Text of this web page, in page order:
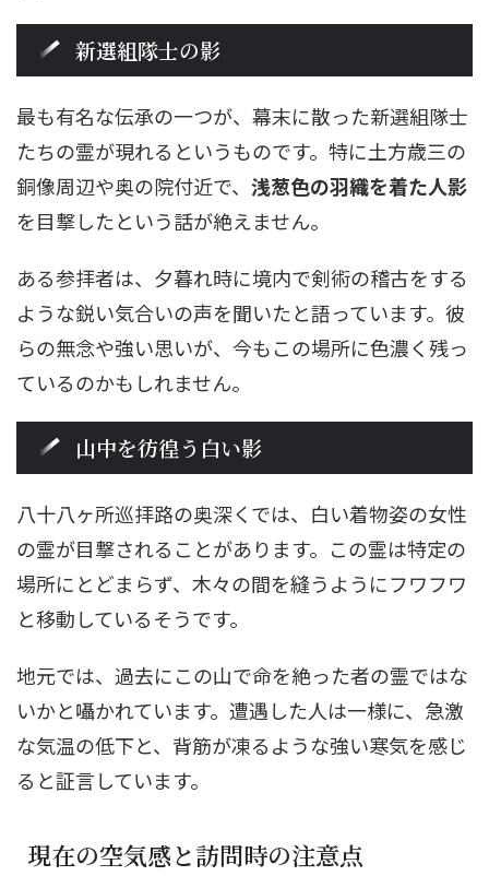
新選組隊士の影
最も有名な伝承の一つが、幕末に散った新選組隊士
たちの霊が現れるというものです。特に土方歳三の
銅像周辺や奥の院付近で、 浅葱色の羽織を着た人影
を目撃したという話が絶えません。
ある参拝者は、夕暮れ時に境内で剣術の稽古をする
ような鋭い気合いの声を聞いたと語っています。彼
らの無念や強い思いが、今もこの場所に色濃く残っ
ているのかもしれません。
山中を彷徨う白い影
八十八ヶ所巡拝路の奥深くでは、白い着物姿の女性
の霊が目撃されることがあります。この霊は特定の
場所にとどまらず、木々の間を縫うようにフワフワ
と移動しているそうです。
地元では、過去にこの山で命を絶った者の霊ではな
いかと囁かれています。遭遇した人は一様に、急激
な気温の低下と、背筋が凍るような強い寒気を感じ
ると証言しています。
現在の空気感と訪問時の注意点